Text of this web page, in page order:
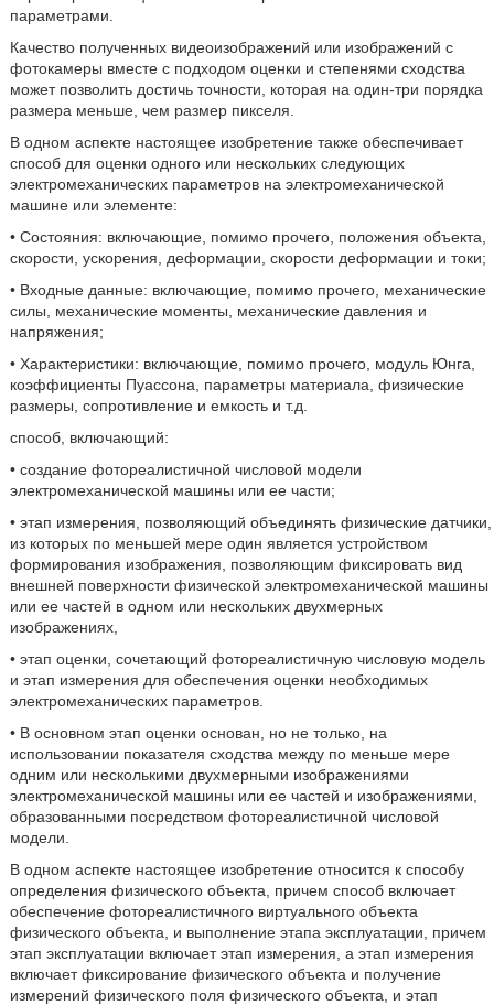
параметрами.
Качество полученных видеоизображений или изображений с
фотокамеры вместе с подходом оценки и степенями сходства
может позволить достичь точности, которая на один-три порядка
размера меньше, чем размер пикселя.
В одном аспекте настоящее изобретение также обеспечивает
способ для оценки одного или нескольких следующих
электромеханических параметров на электромеханической
машине или элементе:
• Состояния: включающие, помимо прочего, положения объекта,
скорости, ускорения, деформации, скорости деформации и токи;
• Входные данные: включающие, помимо прочего, механические
силы, механические моменты, механические давления и
напряжения;
• Характеристики: включающие, помимо прочего, модуль Юнга,
коэффициенты Пуассона, параметры материала, физические
размеры, сопротивление и емкость и т.д.
способ, включающий:
• создание фотореалистичной числовой модели
электромеханической машины или ее части;
• этап измерения, позволяющий объединять физические датчики,
из которых по меньшей мере один является устройством
формирования изображения, позволяющим фиксировать вид
внешней поверхности физической электромеханической машины
или ее частей в одном или нескольких двухмерных
изображениях,
• этап оценки, сочетающий фотореалистичную числовую модель
и этап измерения для обеспечения оценки необходимых
электромеханических параметров.
• В основном этап оценки основан, но не только, на
использовании показателя сходства между по меньше мере
одним или несколькими двухмерными изображениями
электромеханической машины или ее частей и изображениями,
образованными посредством фотореалистичной числовой
модели.
В одном аспекте настоящее изобретение относится к способу
определения физического объекта, причем способ включает
обеспечение фотореалистичного виртуального объекта
физического объекта, и выполнение этапа эксплуатации, причем
этап эксплуатации включает этап измерения, а этап измерения
включает фиксирование физического объекта и получение
измерений физического поля физического объекта, и этап